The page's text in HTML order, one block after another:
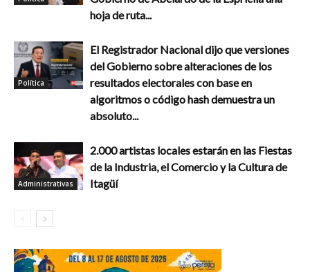
hoja de ruta...
Política
El Registrador Nacional dijo que versiones
del Gobierno sobre alteraciones de los
resultados electorales con base en
algoritmos o código hash demuestra un
absoluto...
Administrativas
2.000 artistas locales estarán en las Fiestas
de la Industria, el Comercio y la Cultura de
Itagüí